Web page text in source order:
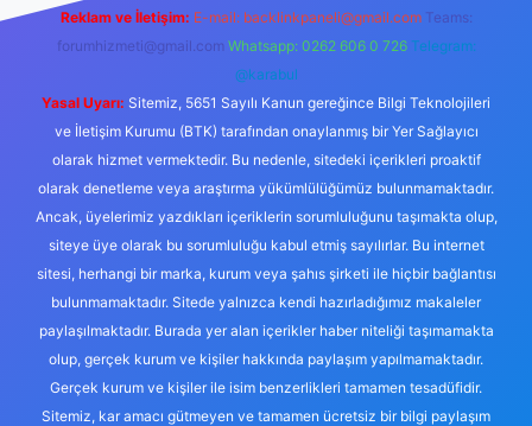
Reklam ve İletişim: E-mail: backlinkpaneli@gmail.com Teams:
forumhizmeti@gmail.com Whatsapp: 0262 606 0 726 Telegram:
@karabul
Yasal Uyarı: Sitemiz, 5651 Sayılı Kanun gereğince Bilgi Teknolojileri
ve İletişim Kurumu (BTK) tarafından onaylanmış bir Yer Sağlayıcı
olarak hizmet vermektedir. Bu nedenle, sitedeki içerikleri proaktif
olarak denetleme veya araştırma yükümlülüğümüz bulunmamaktadır.
Ancak, üyelerimiz yazdıkları içeriklerin sorumluluğunu taşımakta olup,
siteye üye olarak bu sorumluluğu kabul etmiş sayılırlar. Bu internet
sitesi, herhangi bir marka, kurum veya şahıs şirketi ile hiçbir bağlantısı
bulunmamaktadır. Sitede yalnızca kendi hazırladığımız makaleler
paylaşılmaktadır. Burada yer alan içerikler haber niteliği taşımamakta
olup, gerçek kurum ve kişiler hakkında paylaşım yapılmamaktadır.
Gerçek kurum ve kişiler ile isim benzerlikleri tamamen tesadüfidir.
Sitemiz, kar amacı gütmeyen ve tamamen ücretsiz bir bilgi paylaşım